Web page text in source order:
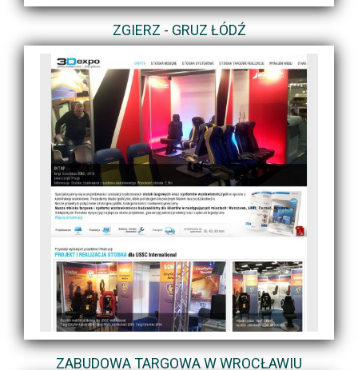
ZGIERZ - GRUZ ŁÓDŹ
ZABUDOWA TARGOWA W WROCŁAWIU